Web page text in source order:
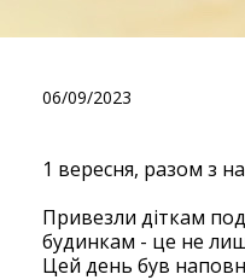
06/09/2023
1 вересня, разом з
Привезли діткам
будинкам - це не
Цей день був